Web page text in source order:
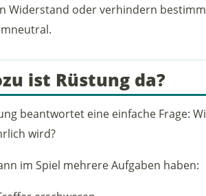
Widerstand oder verhindern
ist Rüstung da?
beantwortet eine einfache Frage:
wird?
im Spiel mehrere Aufgaben haben: